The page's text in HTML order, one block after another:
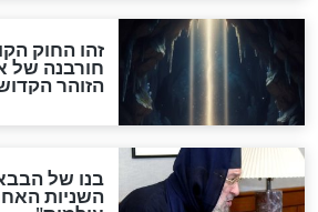
האם לאחר בוא
אפשר לחזור
לכל המאמרים